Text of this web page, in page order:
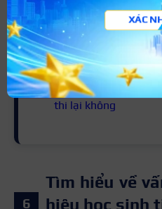
Khối 10, khối 11 và khối
sinh tiên tiến theo quy
Xem thêm:Điểm
thi lại không
Tìm hiểu về
hiệu học sinh
XÁC